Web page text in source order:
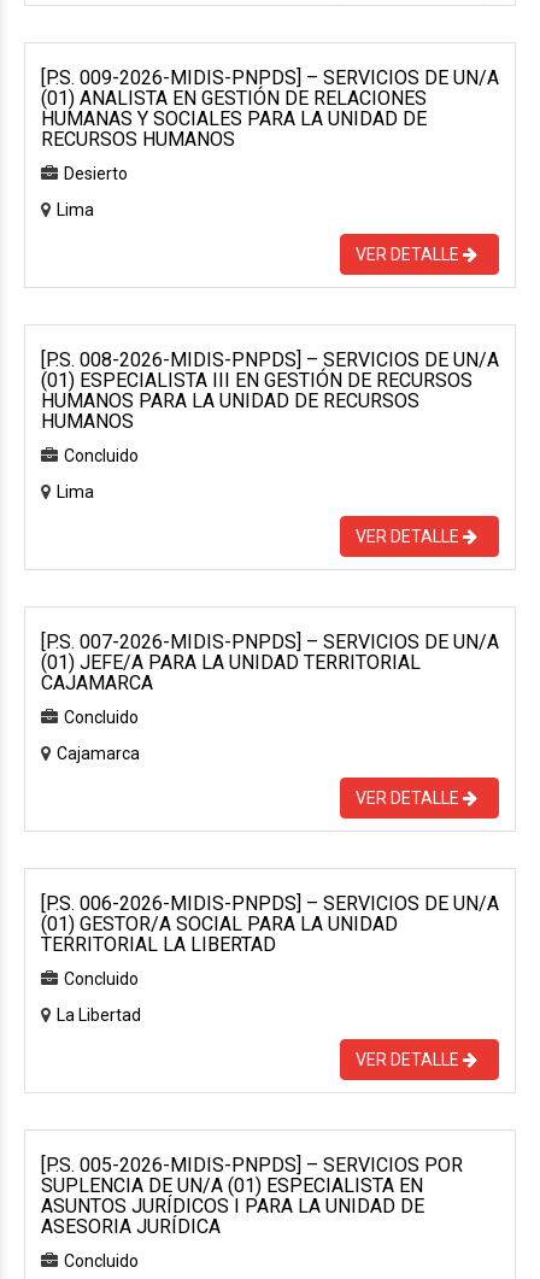
[P.S. 009-2026-MIDIS-PNPDS] – SERVICIOS DE UN/A
(01) ANALISTA EN GESTIÓN DE RELACIONES
HUMANAS Y SOCIALES PARA LA UNIDAD DE
RECURSOS HUMANOS
Desierto
Lima
VER DETALLE
[P.S. 008-2026-MIDIS-PNPDS] – SERVICIOS DE UN/A
(01) ESPECIALISTA III EN GESTIÓN DE RECURSOS
HUMANOS PARA LA UNIDAD DE RECURSOS
HUMANOS
Concluido
Lima
VER DETALLE
[P.S. 007-2026-MIDIS-PNPDS] – SERVICIOS DE UN/A
(01) JEFE/A PARA LA UNIDAD TERRITORIAL
CAJAMARCA
Concluido
Cajamarca
VER DETALLE
[P.S. 006-2026-MIDIS-PNPDS] – SERVICIOS DE UN/A
(01) GESTOR/A SOCIAL PARA LA UNIDAD
TERRITORIAL LA LIBERTAD
Concluido
La Libertad
VER DETALLE
[P.S. 005-2026-MIDIS-PNPDS] – SERVICIOS POR
SUPLENCIA DE UN/A (01) ESPECIALISTA EN
ASUNTOS JURÍDICOS I PARA LA UNIDAD DE
ASESORIA JURÍDICA
Concluido